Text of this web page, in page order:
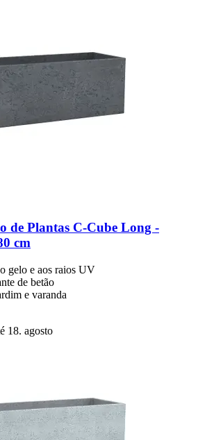
de Plantas C-​Cube Long -​
cm
gelo e aos raios UV
de betão
e varanda
18. agosto